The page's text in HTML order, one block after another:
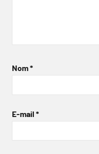
Nom*
E-mail *